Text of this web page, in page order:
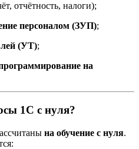
отчётность, налоги);
персоналом (ЗУП);
(УТ);
на
1С с нуля?
на обучение с нуля.